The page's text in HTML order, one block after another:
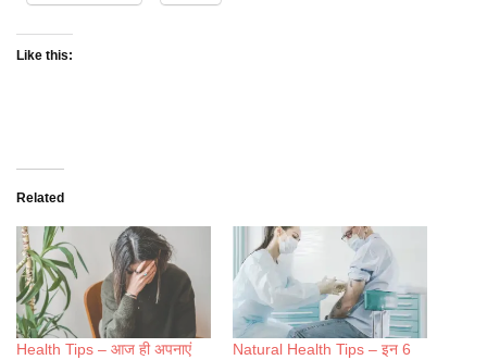
Like this:
Related
Health Tips – आज ही अपनाएं
Natural Health Tips – इन 6